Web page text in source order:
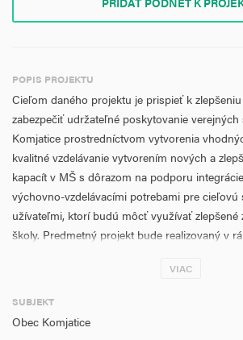
POPIS PROJEKTU
Cieľom daného projektu je prispieť k
zabezpečiť udržateľné poskytovanie
Komjatice prostredníctvom vytvorenia
kvalitné vzdelávanie vytvorením nových a
kapacít v MŠ s dôrazom na podporu
výchovno-vzdelávacími potrebami pre
užívateľmi, ktorí budú môcť využívať zlepšené
školy. Predmetný projekt bude realizovaný v
hlavnými aktivitami so zameraním na
Výsledkom realizácie uvedených aktivít
VIAC
SUBJEKT
Obec Komjatice